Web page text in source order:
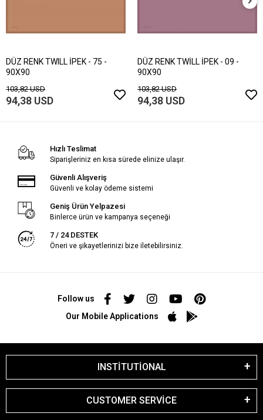
DÜZ RENK TWILL İPEK - 75 -
90X90
103,82 USD
94,38 USD
DÜZ RENK TWİLL İPEK - 09 -
90X90
103,82 USD
94,38 USD
Hızlı Teslimat
Siparişleriniz en kısa sürede elinize ulaşır.
Güvenli Alışveriş
Güvenli ve kolay ödeme sistemi
Geniş Ürün Yelpazesi
Binlerce ürün ve kampanya seçeneği
7 / 24 DESTEK
Öneri ve şikayetlerinizi bize iletebilirsiniz.
Follow us
Our Mobile Applications
INSTİTUTİONAL
CUSTOMER SERVİCE